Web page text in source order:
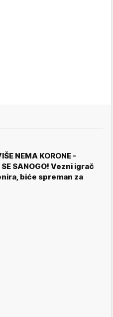
NEMA KORONE -
SE SANOGO! Vezni igrač
biće spreman za